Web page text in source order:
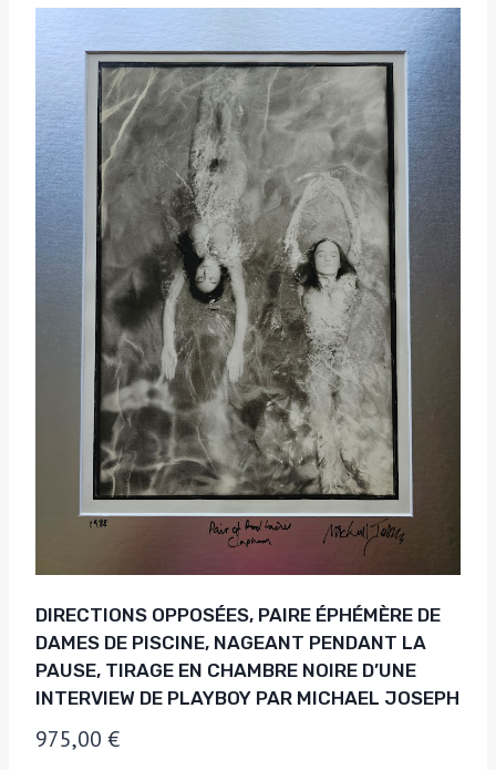
DIRECTIONS OPPOSÉES, PAIRE ÉPHÉMÈRE DE
DAMES DE PISCINE, NAGEANT PENDANT LA
PAUSE, TIRAGE EN CHAMBRE NOIRE D’UNE
INTERVIEW DE PLAYBOY PAR MICHAEL JOSEPH
975,00 €